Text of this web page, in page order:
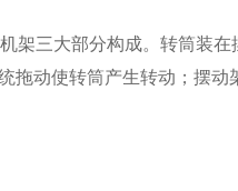
架三大部分构成。转筒装
拖动使转筒产生转动；摆